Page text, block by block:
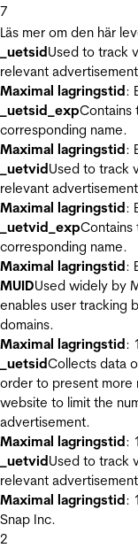
7
Läs mer om den här
_uetsidUsed to track
relevant
Maximal lagringstid:
_uetsid_expContains
corresponding name.
Maximal lagringstid:
_uetvidUsed to track
relevant
Maximal lagringstid:
_uetvid_exp
corresponding name.
Maximal lagringstid:
MUIDUsed widely by
enables user tracking
domains.
Maximal lagringstid:
_uetsidCollects data
order to present more
website to limit the
advertisement.
Maximal lagringstid:
_uetvidUsed to track
relevant
Maximal lagringstid:
Snap Inc.
2